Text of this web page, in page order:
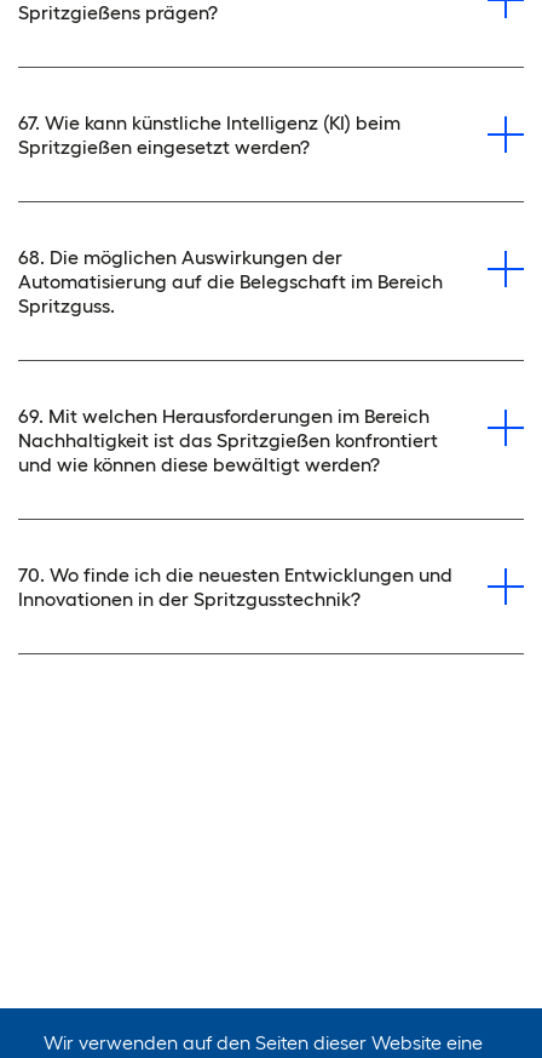
Spritzgießens prägen?
67. Wie kann künstliche Intelligenz (KI) beim
Spritzgießen eingesetzt werden?
68. Die möglichen Auswirkungen der
Automatisierung auf die Belegschaft im Bereich
Spritzguss.
69. Mit welchen Herausforderungen im Bereich
Nachhaltigkeit ist das Spritzgießen konfrontiert
und wie können diese bewältigt werden?
70. Wo finde ich die neuesten Entwicklungen und
Innovationen in der Spritzgusstechnik?
Wir verwenden auf den Seiten dieser Website eine